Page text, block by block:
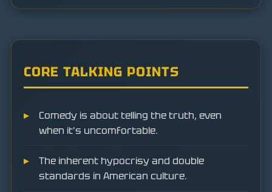
CORE TALKING POINTS
Comedy is about telling the truth, even
when it's uncomfortable.
The inherent hypocrisy and double
standards in American culture.